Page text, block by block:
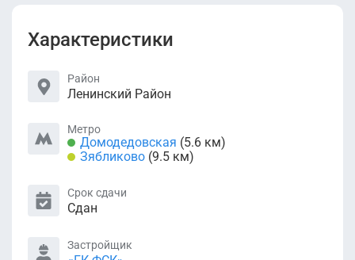
Характеристики
Район
Ленинский Район
Метро
Домодедовская (5.6 км)
Зябликово (9.5 км)
Срок сдачи
Сдан
Застройщик